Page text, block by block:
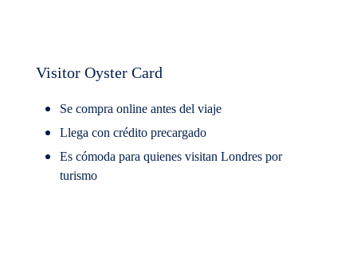
Visitor Oyster Card
Se compra online antes del viaje
Llega con crédito precargado
Es cómoda para quienes visitan Londres por
turismo